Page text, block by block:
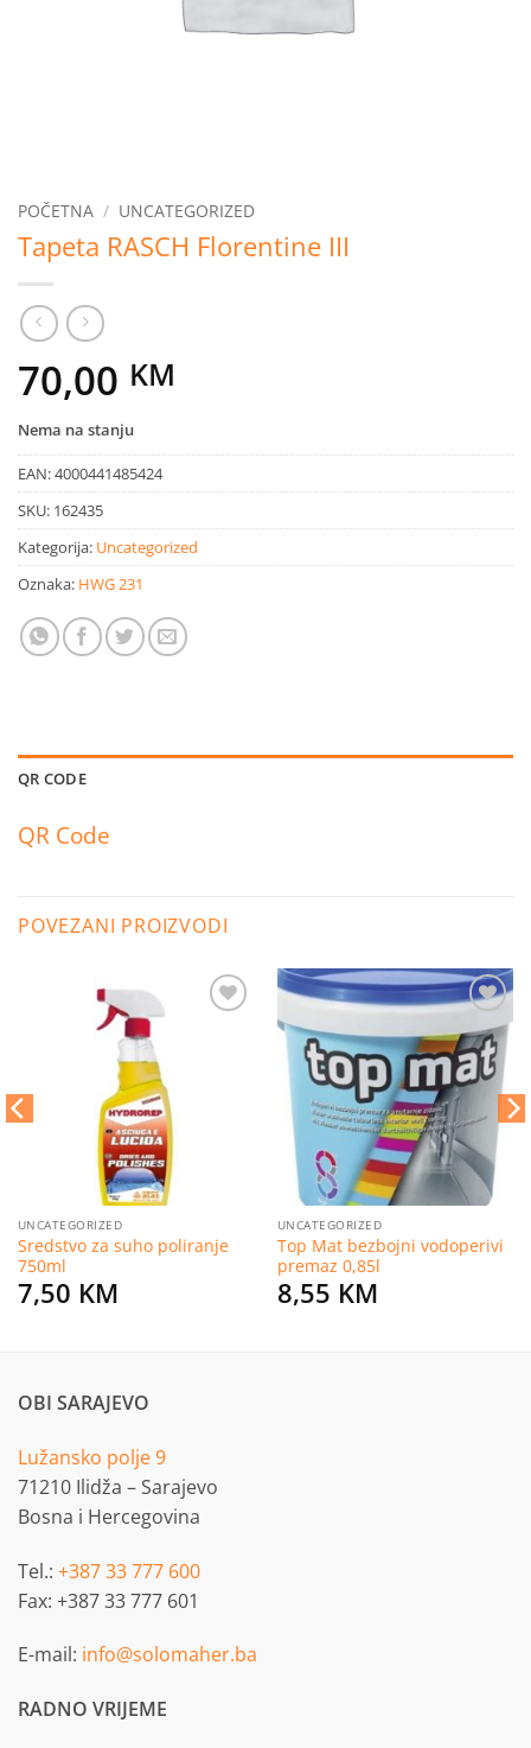
POČETNA / UNCATEGORIZED
Tapeta RASCH Florentine III
70,00 KM
Nema na stanju
EAN:4000441485424
SKU: 162435
Kategorija: Uncategorized
Oznaka: HWG 231
QR CODE
QR Code
POVEZANI PROIZVODI
UNCATEGORIZED
Sredstvo za suho poliranje
750ml
7,50 KM
Dodaj
na
listu
želja
UNCATEGORIZED
Top Mat bezbojni vodoperivi
premaz 0,85l
8,55 KM
OBI SARAJEVO
Lužansko polje 9
71210 Ilidža – Sarajevo
Bosna i Hercegovina
Tel.: +387 33 777 600
Fax: +387 33 777 601
E-mail: info@solomaher.ba
RADNO VRIJEME